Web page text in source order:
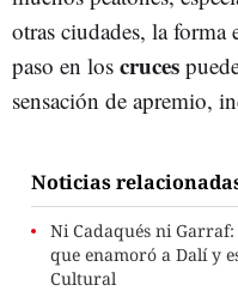
otras ciudades, la forma
paso en los cruces
sensación de apremio,
Noticias
Ni Cadaqués ni
que enamoró a Dalí y
Cultural